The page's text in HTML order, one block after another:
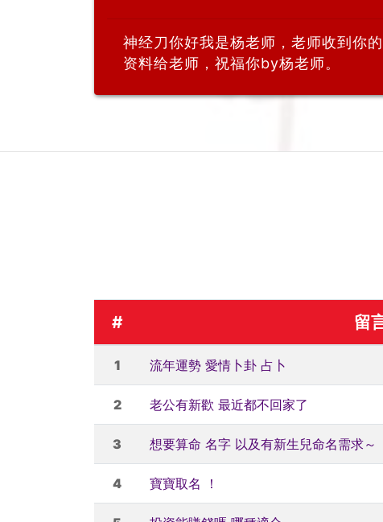
神经刀你好我是杨老师，老师收到你
资料给老师，祝福你by杨老师。
# 留
1 流年運勢 愛情卜卦 占卜
2 老公有新歡 最近都不回家了
3 想要算命 名字 以及有新生兒命名需求～
4 寶寶取名 ！